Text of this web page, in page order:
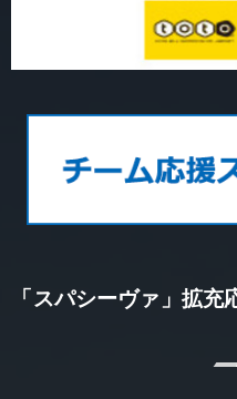
「スパシーヴァ」拡